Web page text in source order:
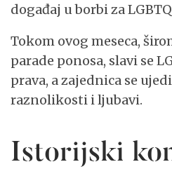
događaj u borbi za
Tokom ovog meseca,
parade ponosa, slavi se
prava, a zajednica se
raznolikosti i ljubavi.
Istorijski